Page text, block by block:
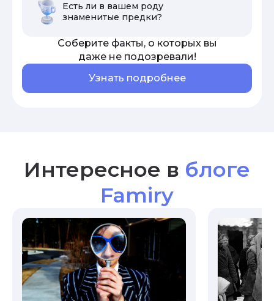
Есть ли в вашем роду
знаменитые предки?
Соберите факты, о которых вы
даже не подозревали!
Узнать подробнее
Интересное в блоге
Famiry